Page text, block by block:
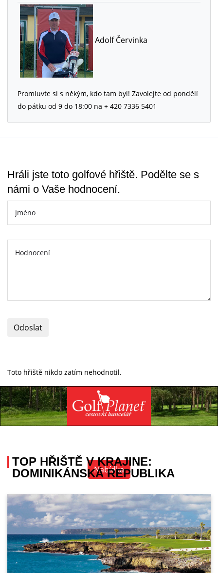
Adolf Červinka
Promluvte si s někým, kdo tam byl! Zavolejte od pondělí
do pátku od 9 do 18:00 na + 420 7336 5401
Hráli jste toto golfové hřiště. Podělte se s
námi o Vaše hodnocení.
Odoslat
Toto hřiště nikdo zatím nehodnotil.
Nabídka
TOP HŘIŠTĚ V KRAJINE:
DOMINIKÁNSKÁ REPUBLIKA